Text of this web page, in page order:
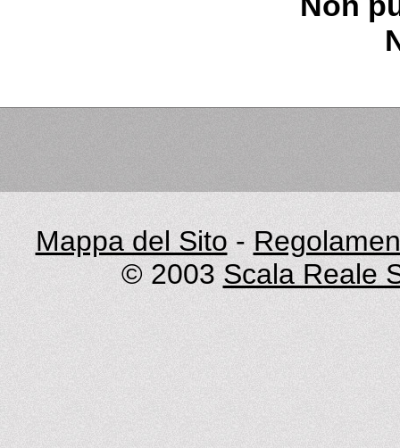
Mappa del Sito -
© 2003 Scala Reale